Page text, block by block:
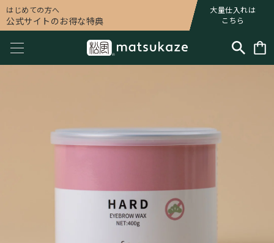
はじめての方へ
公式サイトのお得な特典
大量仕入れは
こちら